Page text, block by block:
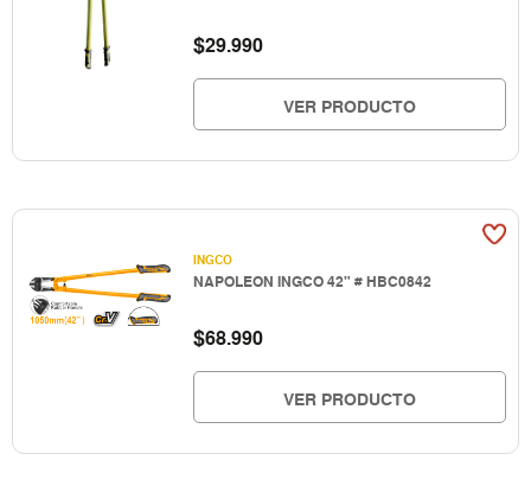
$29.990
VER PRODUCTO
INGCO
NAPOLEON INGCO 42" # HBC0842
$68.990
VER PRODUCTO